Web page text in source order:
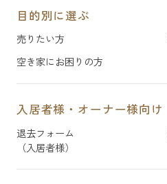
目的別に選ぶ
売りたい方
空き家にお困りの方
入居者様・オーナー様向け
退去フォーム
（入居者様）